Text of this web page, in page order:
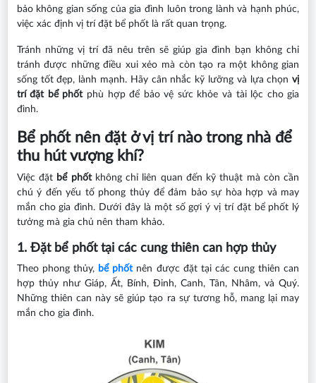
bảo không gian sống của gia đình luôn trong lành và hạnh phúc,
việc xác định vị trí đặt bể phốt là rất quan trọng.
Tránh những vị trí đã nêu trên sẽ giúp gia đình bạn không chỉ
tránh được những điều xui xẻo mà còn tạo ra một không gian
sống tốt đẹp, lành mạnh. Hãy cân nhắc kỹ lưỡng và lựa chọnvị
trí đặt bể phốtphù hợp để bảo vệ sức khỏe và tài lộc cho gia
đình.
Bể phốt nên đặt ở vị trí nào trong nhà để
thu hút vượng khí?
Việc đặt bể phốtkhông chỉ liên quan đến kỹ thuật mà còn cần
chú ý đến yếu tố phong thủy để đảm bảo sự hòa hợp và may
mắn cho gia đình. Dưới đây là một số gợi ý vị trí đặt bể phốt lý
tưởng mà gia chủ nên tham khảo.
1. Đặt bể phốt tại các cung thiên can hợp thủy
Theo phong thủy, bể phốtnên được đặt tại các cung thiên can
hợp thủy như Giáp, Ất, Bính, Đinh, Canh, Tân, Nhâm, và Quý.
Những thiên can này sẽ giúp tạo ra sự tương hỗ, mang lại may
mắn cho gia đình.